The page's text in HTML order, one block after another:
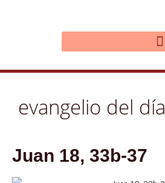
evangelio del día
Juan 18, 33b-37